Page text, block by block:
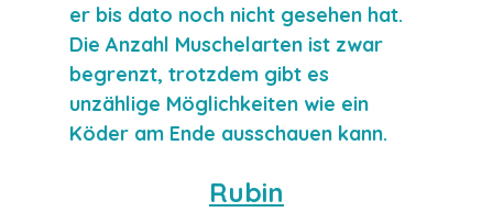
er bis dato noch nicht gesehen hat.
Die Anzahl Muschelarten ist zwar
begrenzt, trotzdem gibt es
unzählige Möglichkeiten wie ein
Köder am Ende ausschauen kann.
Rubin